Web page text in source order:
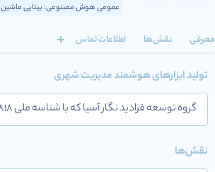
عمومی هوش مصنوعی: بینایی ماشین
معرفی نقش‌ها اطلاعات تماس
تولید ابزارهای هوشمند مدیریت شهری
گروه توسعه فرادید نگار آسیا که با شناسه ملی 14006078818 به ثبت رسیده است در زمینه تولید ابزارهای هوشمند مدیریت شهری و ترافیک فعالیت دارد.
نقش‌ها